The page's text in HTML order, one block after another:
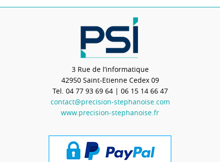
3 Rue de l’informatique
42950 Saint-Etienne Cedex 09
Tel. 04 77 93 69 64| 06 15 14 66 47
contact@precision-stephanoise.com
www.precision-stephanoise.fr